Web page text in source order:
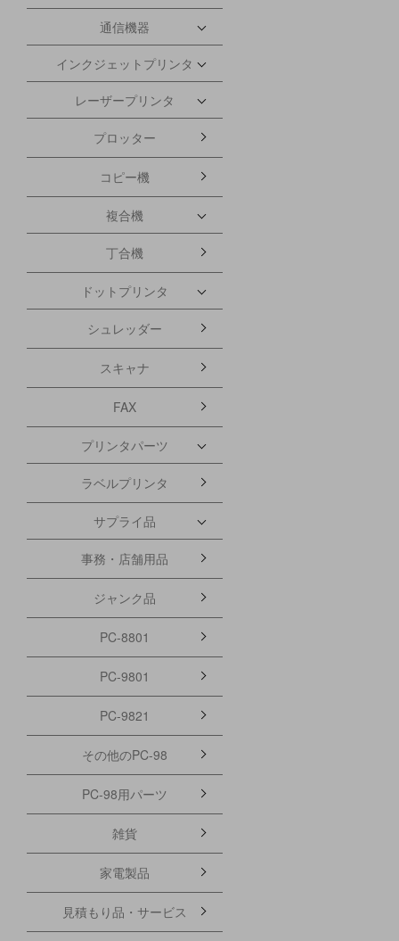
通信機器
インクジェットプリンタ
レーザープリンタ
プロッター
コピー機
複合機
丁合機
ドットプリンタ
シュレッダー
スキャナ
FAX
プリンタパーツ
ラベルプリンタ
サプライ品
事務・店舗用品
ジャンク品
PC-8801
PC-9801
PC-9821
その他のPC-98
PC-98用パーツ
雑貨
家電製品
見積もり品・サービス